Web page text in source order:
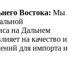
Востока: Мы
на Дальнем
на качество и
для импорта и